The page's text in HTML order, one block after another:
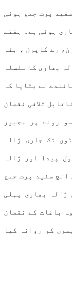
پرت جمع ہوئی
ہوئی ہے۔ ہفتے
رے کاپرن ، بٹہ
بھاری کا سلسلہ
نے بتایا کہ
تلافی نقصان
رونے پر مجبور
تک جاری ژالہ
پیدا اور ژالہ
انچ سفید پرت جمع
ژالہ بھاری پہلی
باغات کے نقصان
کو روانہ کیا